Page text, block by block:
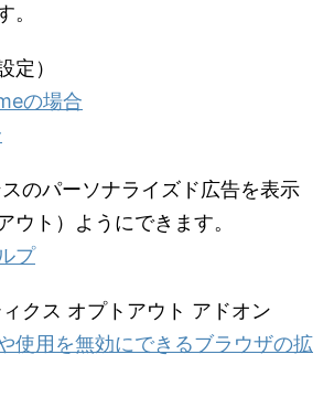
。
定）
の場合
のパーソナライズド広告を表示
ウト）ようにできます。
プ
クス オプトアウト アドオン
使用を無効にできるブラウザの拡